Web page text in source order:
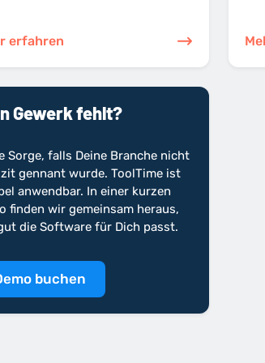
erfahren
Gewerk fehlt?
Sorge, falls Deine Branche nicht
gennant wurde. ToolTime ist
anwendbar. In einer kurzen
finden wir gemeinsam heraus,
die Software für Dich passt.
buchen